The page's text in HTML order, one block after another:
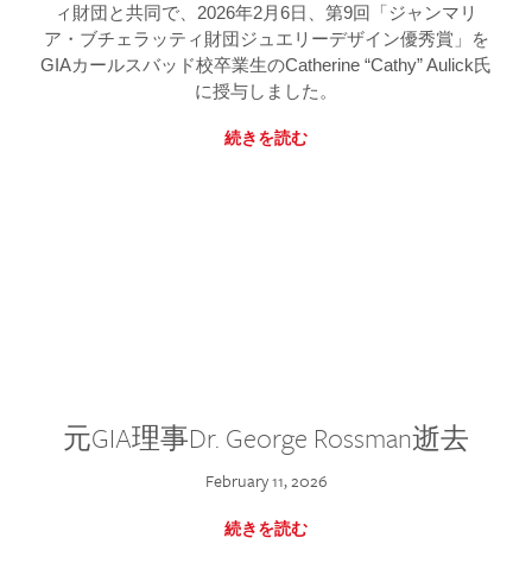
ィ財団と共同で、2026年2月6日、第9回「ジャンマリ
ア・ブチェラッティ財団ジュエリーデザイン優秀賞」を
GIAカールスバッド校卒業生のCatherine “Cathy” Aulick氏
に授与しました。
続きを読む
元GIA理事Dr. George Rossman逝去
February 11, 2026
続きを読む